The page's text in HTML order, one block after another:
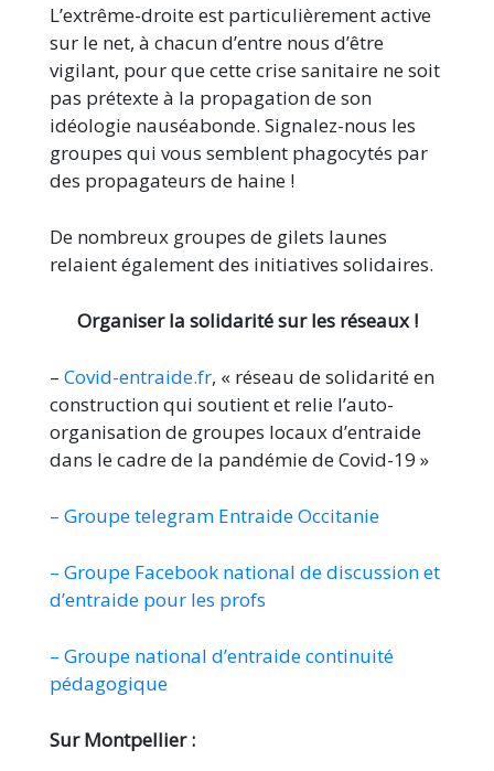
L’extrême-droite est particulièrement active
sur le net, à chacun d’entre nous d’être
vigilant, pour que cette crise sanitaire ne soit
pas prétexte à la propagation de son
idéologie nauséabonde. Signalez-nous les
groupes qui vous semblent phagocytés par
des propagateurs de haine !
De nombreux groupes de gilets launes
relaient également des initiatives solidaires.
Organiser la solidarité sur les réseaux !
– Covid-entraide.fr, « réseau de solidarité en
construction qui soutient et relie l’auto-
organisation de groupes locaux d’entraide
dans le cadre de la pandémie de Covid-19 »
– Groupe telegram Entraide Occitanie
– Groupe Facebook national de discussion et
d’entraide pour les profs
– Groupe national d’entraide continuité
pédagogique
Sur Montpellier :